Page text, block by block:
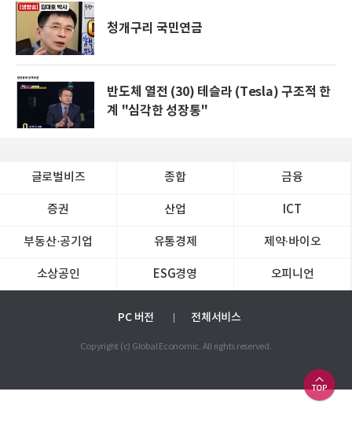
청개구리 국민연금
반도체 열전 (30) 테슬라 (Tesla) 구조적 한
계 "심각한 성장통"
글로벌비즈 종합 금융
증권 산업 ICT
부동산·공기업 유통경제 제약∙바이오
소상공인 ESG경영 오피니언
PC 버전 전체서비스
Copyright (c) Global Economic. All rights reserved.